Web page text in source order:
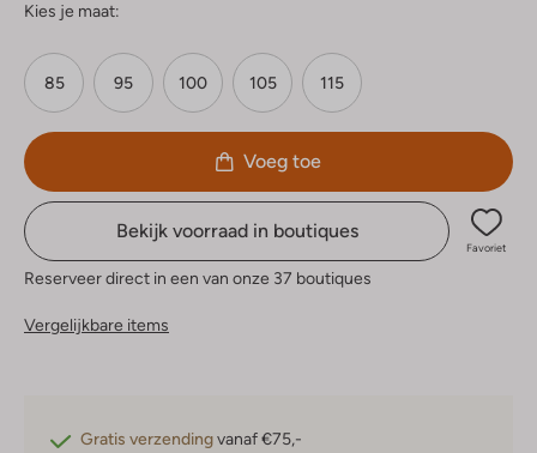
Kies je maat:
85 95 100 105 115
Voeg toe
Bekijk voorraad in boutiques
Favoriet
Reserveer direct in een van onze 37 boutiques
Vergelijkbare items
Gratis verzendingvanaf €75,-